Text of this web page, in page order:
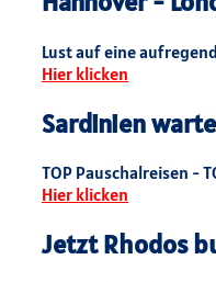
Lust auf eine
Hier klicken
Sardinien
TOP Pauschalreisen -
Hier klicken
Jetzt Rhodos